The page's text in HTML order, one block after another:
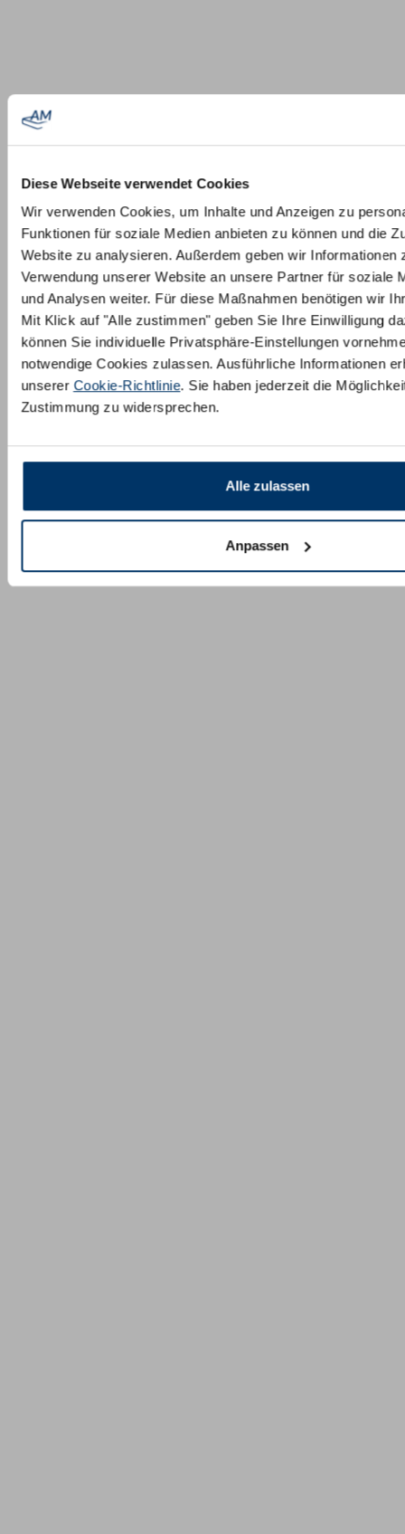
Diese Webseite verwendet Cookies
Wir verwenden Cookies, um Inhalte und Anzeigen zu
Funktionen für soziale Medien anbieten zu können und die
Website zu analysieren. Außerdem geben wir Informationen
Verwendung unserer Website an unsere Partner für soziale
und Analysen weiter. Für diese Maßnahmen benötigen wir
Mit Klick auf "Alle zustimmen" geben Sie Ihre Einwilligung
können Sie individuelle Privatsphäre-Einstellungen
notwendige Cookies zulassen. Ausführliche Informationen
unserer Cookie-Richtlinie. Sie haben jederzeit die
Zustimmung zu widersprechen.
Alle zulassen
Anpassen